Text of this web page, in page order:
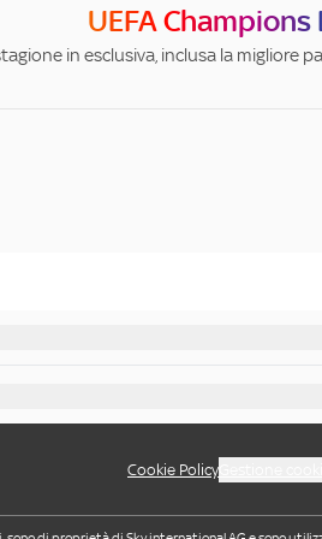
UEFA Champions
in esclusiva, inclusa la migliore
Cookie Policy